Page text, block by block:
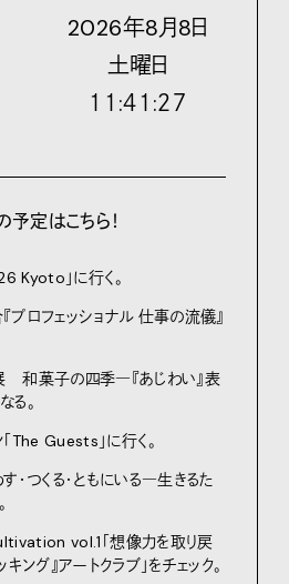
2026年8月8日
土曜日
１１:４１:２９
予定はこちら！
Kyoto」に行く。
プロフェッショナル 仕事の流儀』
和菓子の四季―『あじわい』表
る。
「The Guests」に行く。
・つくる・ともにいる―生きるた
vol.1「想像力を取り戻
キング』アートクラブ」をチェック。